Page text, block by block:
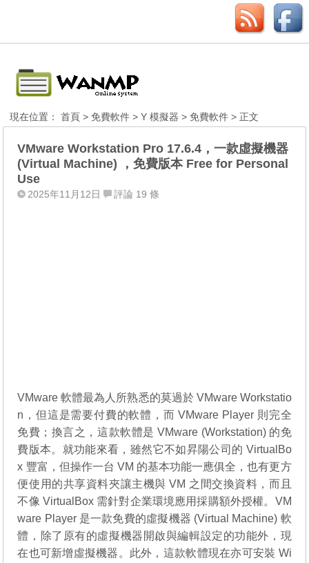
現在位置：首頁 >免費軟件 >Y 模擬器 >免費軟件 > 正文
VMware Workstation Pro 17.6.4，一款虛擬機器
(Virtual Machine) ，免費版本 Free for Personal
Use
2025年11月12日 評論 19 條
VMware 軟體最為人所熟悉的莫過於 VMware Workstatio
n，但這是需要付費的軟體，而 VMware Player 則完全
免費；換言之，這款軟體是 VMware (Workstation) 的免
費版本。就功能來看，雖然它不如昇陽公司的 VirtualBo
x 豐富，但操作一台 VM 的基本功能一應俱全，也有更方
便使用的共享資料夾讓主機與 VM 之間交換資料，而且
不像 VirtualBox 需針對企業環境應用採購額外授權。VM
ware Player 是一款免費的虛擬機器 (Virtual Machine) 軟
體，除了原有的虛擬機器開啟與編輯設定的功能外，現
在也可新增虛擬機器。此外，這款軟體現在亦可安裝 Wi